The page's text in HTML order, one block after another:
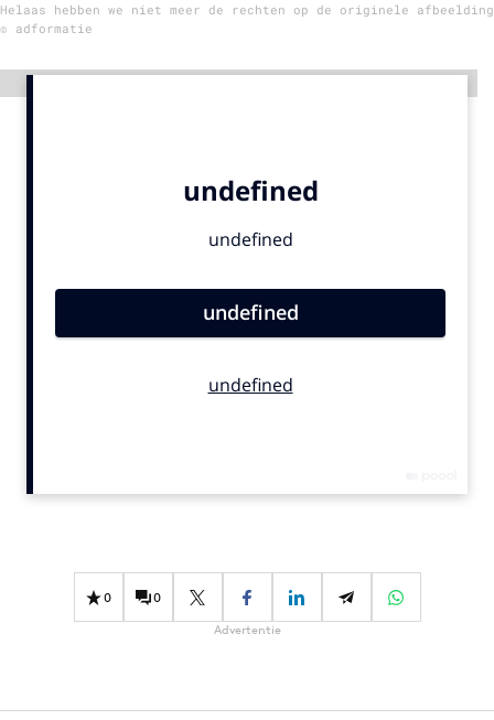
Adverteren
Campagnes
Data & Insights
Digital transformation
Helaas hebben we niet meer de rechten op de originele afbeelding
© adformatie
0 0
Advertentie